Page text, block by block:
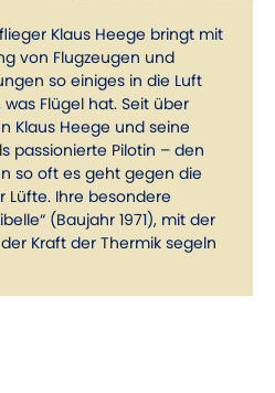
Klaus Heege bringt mit
von Flugzeugen und
so einiges in die Luft
Flügel hat. Seit über
Klaus Heege und seine
passionierte Pilotin – den
so oft es geht gegen die
Lüfte. Ihre besondere
(Baujahr 1971), mit der
Kraft der Thermik segeln